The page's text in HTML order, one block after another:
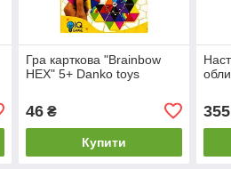
Гра карткова "Brainbow
HEX" 5+ Danko toys
46₴
Купити
355